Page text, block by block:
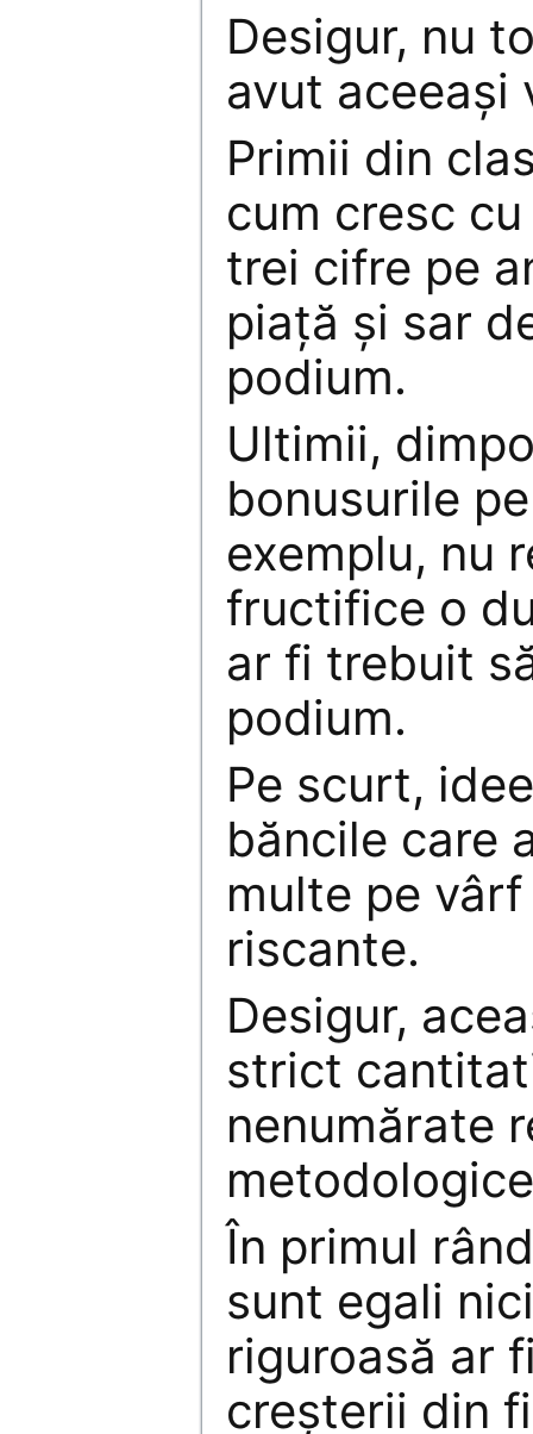
Desigur, nu
avut aceeaşi
Primii din
cum cresc
trei cifre pe
piaţă şi sar
podium.
Ultimii,
bonusurile
exemplu, nu
fructifice o
ar fi trebuit
podium.
Pe scurt,
băncile care
multe pe
riscante.
Desigur,
strict
nenumărate
În primul
sunt egali
riguroasă ar
creşterii din